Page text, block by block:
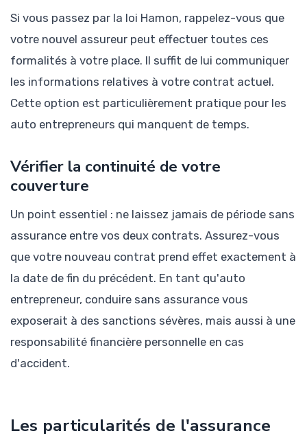
Si vous passez par la loi Hamon, rappelez-vous que
votre nouvel assureur peut effectuer toutes ces
formalités à votre place. Il suffit de lui communiquer
les informations relatives à votre contrat actuel.
Cette option est particulièrement pratique pour les
auto entrepreneurs qui manquent de temps.
Vérifier la continuité de votre
couverture
Un point essentiel : ne laissez jamais de période sans
assurance entre vos deux contrats. Assurez-vous
que votre nouveau contrat prend effet exactement à
la date de fin du précédent. En tant qu'auto
entrepreneur, conduire sans assurance vous
exposerait à des sanctions sévères, mais aussi à une
responsabilité financière personnelle en cas
d'accident.
Les particularités de l'assurance